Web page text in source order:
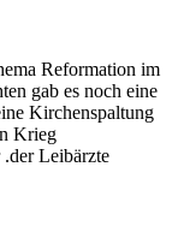
Reformation im
gab es noch eine
Kirchenspaltung
Krieg
.der Leibärzte